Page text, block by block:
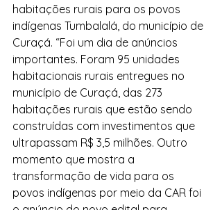
habitações rurais para os povos
indígenas Tumbalalá, do município de
Curaçá. “Foi um dia de anúncios
importantes. Foram 95 unidades
habitacionais rurais entregues no
município de Curaçá, das 273
habitações rurais que estão sendo
construídas com investimentos que
ultrapassam R$ 3,5 milhões. Outro
momento que mostra a
transformação de vida para os
povos indígenas por meio da CAR foi